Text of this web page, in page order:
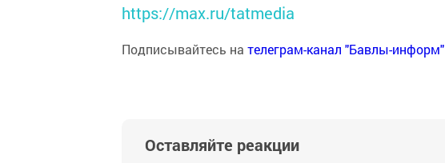
https://max.ru/tatmedia
Подписывайтесь на телеграм-канал "Бавлы-информ"
Оставляйте реакции